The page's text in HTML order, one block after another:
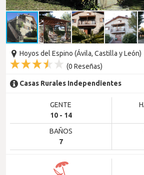
Hoyos del Espino (Ávila, Castilla y León)
(0 Reseñas)
Casas Rurales Independientes
GENTE
10 - 14
BAÑOS
7